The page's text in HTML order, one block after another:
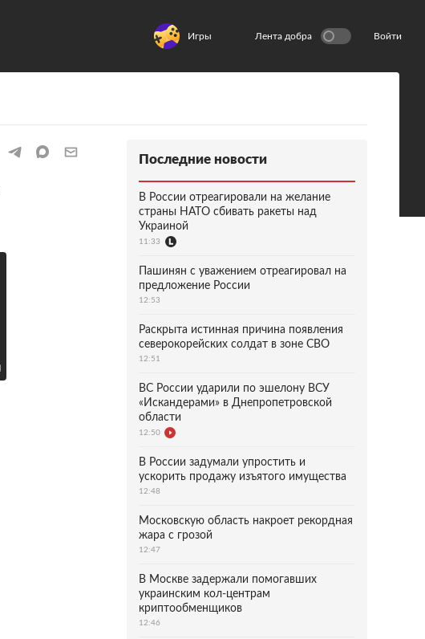
Игры Лента добра Войти
Последние новости
В России отреагировали на желание
страны НАТО сбивать ракеты над
Украиной
11:33
Пашинян с уважением отреагировал на
предложение России
12:53
Раскрыта истинная причина появления
северокорейских солдат в зоне СВО
12:51
ВС России ударили по эшелону ВСУ
«Искандерами» в Днепропетровской
области
12:50
В России задумали упростить и
ускорить продажу изъятого имущества
12:48
Московскую область накроет рекордная
жара с грозой
12:47
В Москве задержали помогавших
украинским кол-центрам
криптообменщиков
12:46